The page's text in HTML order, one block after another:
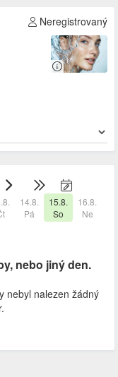
Neregistrovaný
14.8.
Pá
15.8.
So
16.8.
Ne
nebo jiný den.
nebyl nalezen žádný